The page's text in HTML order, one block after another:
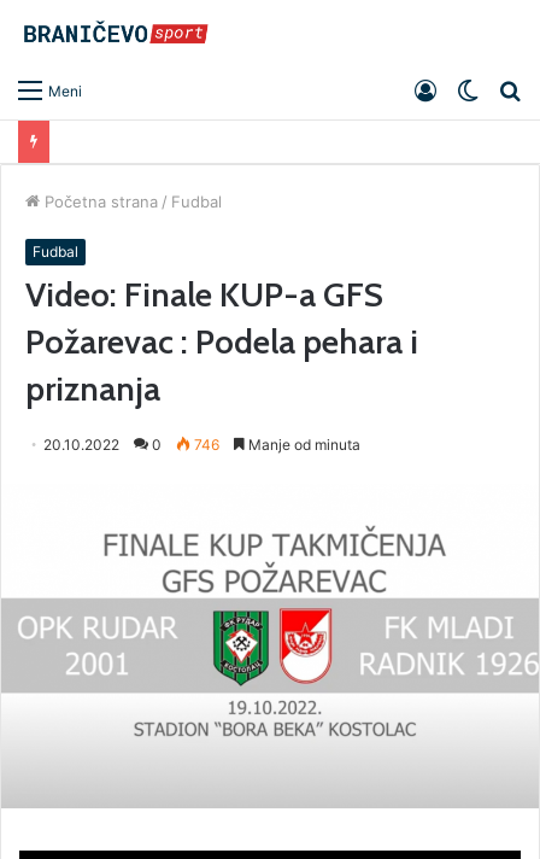
Meni
Switch
skin
Prijavite
se
Početna strana / Fudbal
Fudbal
Video: Finale KUP-a GFS
Požarevac : Podela pehara i
priznanja
20.10.2022 0 746 Manje od minuta